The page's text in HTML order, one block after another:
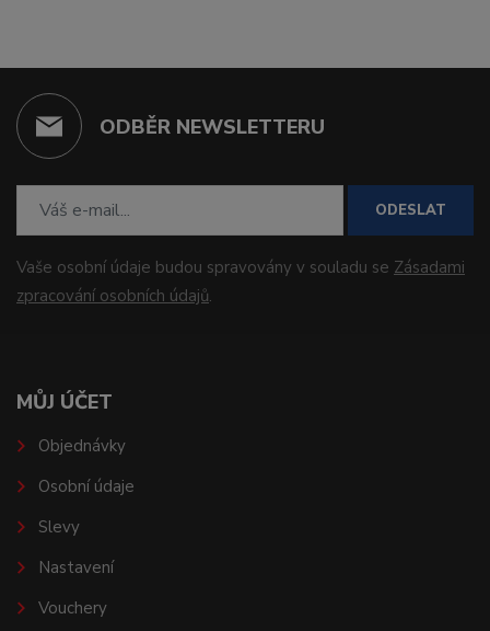
ODBĚR NEWSLETTERU
ODESLAT
Vaše osobní údaje budou spravovány v souladu se Zásadami
zpracování osobních údajů.
MŮJ ÚČET
Objednávky
Osobní údaje
Slevy
Nastavení
Vouchery